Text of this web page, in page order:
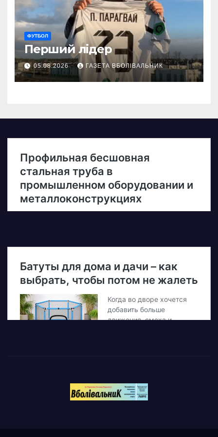
ФУТБОЛ
Перший лідер
05.08.2026 ГАЗЕТА ВБОЛІВАЛЬНИК